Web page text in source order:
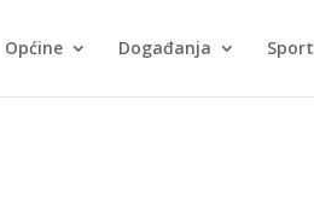
Općine Događanja Sport